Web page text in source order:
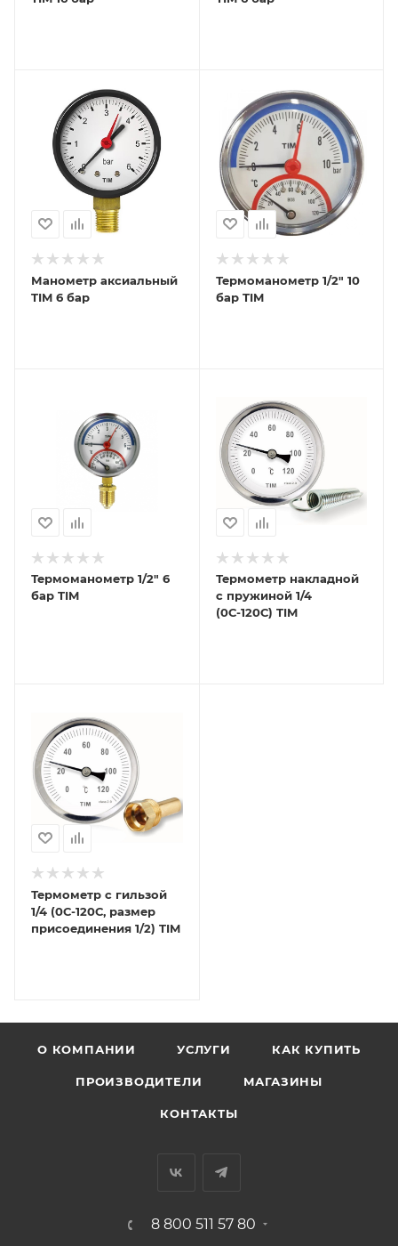
Манометр аксиальный
TIM 6 бар
Термоманометр 1/2" 10
бар TIM
Термоманометр 1/2" 6
бар TIM
Термометр накладной
с пружиной 1/4
(0С-120С) TIM
Термометр с гильзой
1/4 (0С-120С, размер
присоединения 1/2) TIM
О КОМПАНИИ УСЛУГИ КАК КУПИТЬ
ПРОИЗВОДИТЕЛИ МАГАЗИНЫ
КОНТАКТЫ
8 800 511 57 80